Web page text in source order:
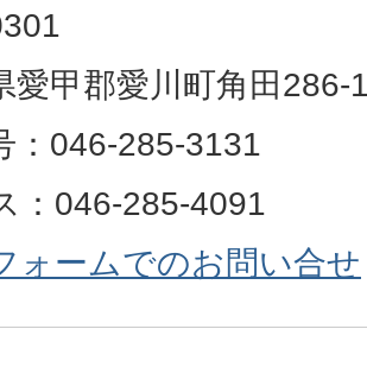
愛甲郡愛川町角田286-
：046-285-3131
：046-285-4091
ォームでのお問い合せ